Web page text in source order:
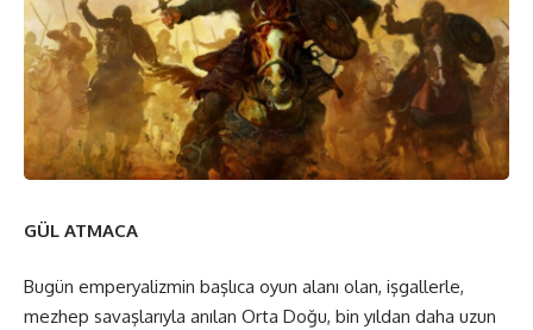
GÜL ATMACA
Bugün emperyalizmin başlıca oyun alanı olan, işgallerle,
mezhep savaşlarıyla anılan Orta Doğu, bin yıldan daha uzun